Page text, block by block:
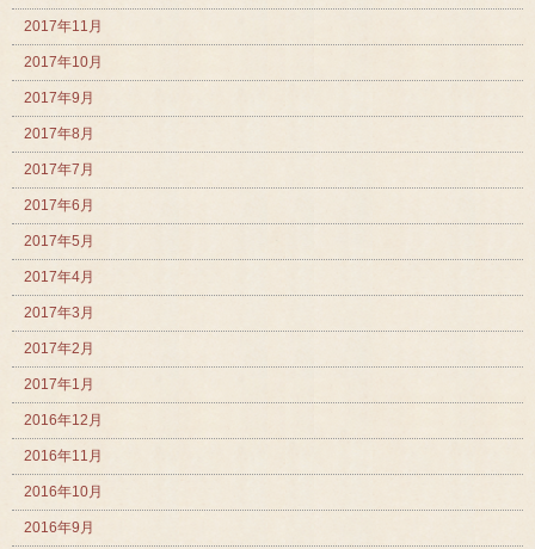
2017年11月
2017年10月
2017年9月
2017年8月
2017年7月
2017年6月
2017年5月
2017年4月
2017年3月
2017年2月
2017年1月
2016年12月
2016年11月
2016年10月
2016年9月